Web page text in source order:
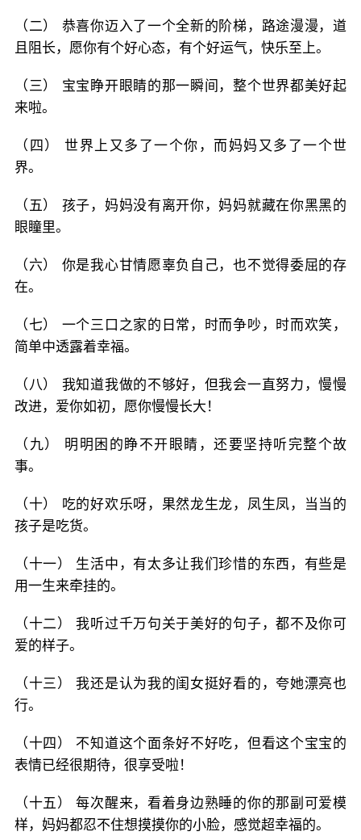
（二） 恭喜你迈入了一个全新的阶梯，路途漫漫，道
且阻长，愿你有个好心态，有个好运气，快乐至上。
（三） 宝宝睁开眼睛的那一瞬间，整个世界都美好起
来啦。
（四） 世界上又多了一个你，而妈妈又多了一个世
界。
（五） 孩子，妈妈没有离开你，妈妈就藏在你黑黑的
眼瞳里。
（六） 你是我心甘情愿辜负自己，也不觉得委屈的存
在。
（七） 一个三口之家的日常，时而争吵，时而欢笑，
简单中透露着幸福。
（八） 我知道我做的不够好，但我会一直努力，慢慢
改进，爱你如初，愿你慢慢长大！
（九） 明明困的睁不开眼睛，还要坚持听完整个故
事。
（十） 吃的好欢乐呀，果然龙生龙，凤生凤，当当的
孩子是吃货。
（十一） 生活中，有太多让我们珍惜的东西，有些是
用一生来牵挂的。
（十二） 我听过千万句关于美好的句子，都不及你可
爱的样子。
（十三） 我还是认为我的闺女挺好看的，夸她漂亮也
行。
（十四） 不知道这个面条好不好吃，但看这个宝宝的
表情已经很期待，很享受啦！
（十五） 每次醒来，看着身边熟睡的你的那副可爱模
样，妈妈都忍不住想摸摸你的小脸，感觉超幸福的。